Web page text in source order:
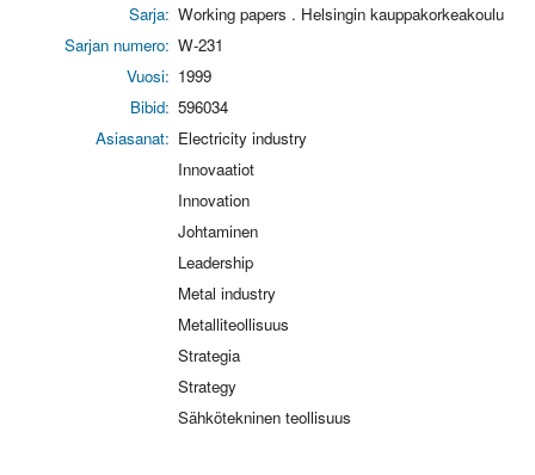
Sarja: Working papers . Helsingin kauppakorkeakoulu
Sarjan numero: W-231
Vuosi: 1999
Bibid: 596034
Asiasanat: Electricity industry
Innovaatiot
Innovation
Johtaminen
Leadership
Metal industry
Metalliteollisuus
Strategia
Strategy
Sähkötekninen teollisuus